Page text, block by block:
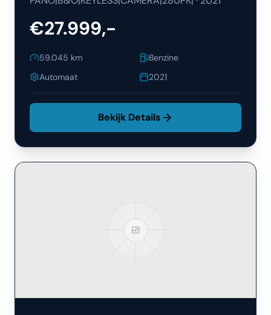
€27.999,-
59.045 km
Benzine
Automaat
2021
Bekijk Details